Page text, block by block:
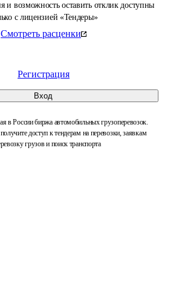
и возможность оставить отклик доступны
с лицензией «Тендеры»
Смотреть расценки
Регистрация
Вход
в России биржа автомобильных грузоперевозок.
доступ к тендерам на перевозки, заявкам
грузов и поиск транспорта